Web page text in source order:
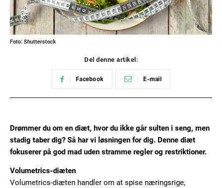
Foto: Shutterstock
Del denne artikel:
Facebook E-mail
Drømmer du om en diæt, hvor du ikke går sulten i seng, men
stadig taber dig? Så har vi løsningen for dig. Denne diæt
fokuserer på god mad uden stramme regler og restriktioner.
Volumetrics-diæten
Volumetrics-diæten handler om at spise næringsrige,